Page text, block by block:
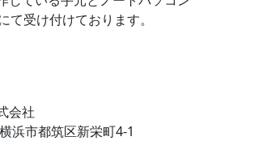
受け付けております。
会社
浜市都筑区新栄町4-1